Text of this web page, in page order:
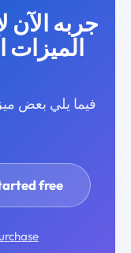
جربه الآن
فيما يلي بعض
free